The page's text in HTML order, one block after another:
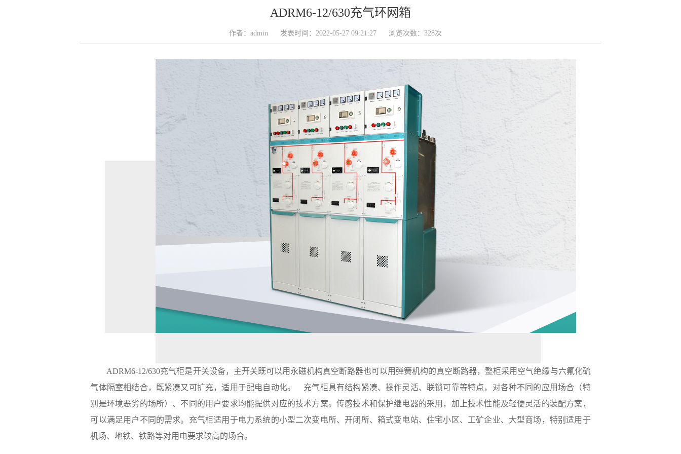
ADRM6-12/630充气环网箱
作者：admin 发表时间：2022-05-27 09:21:27 浏览次数：328次
ADRM6-12/630充气柜是开关设备，主开关既可以用永磁机构真空断路器也可以用弹簧机构的真空断路器，整柜采用空气绝缘与六氟化硫
气体隔室相结合，既紧凑又可扩充，适用于配电自动化。 充气柜具有结构紧凑、操作灵活、联锁可靠等特点，对各种不同的应用场合（特
别是环境恶劣的场所）、不同的用户要求均能提供对应的技术方案。传感技术和保护继电器的采用，加上技术性能及轻便灵活的装配方案，
可以满足用户不同的需求。充气柜适用于电力系统的小型二次变电所、开闭所、箱式变电站、住宅小区、工矿企业、大型商场，特别适用于
机场、地铁、铁路等对用电要求较高的场合。